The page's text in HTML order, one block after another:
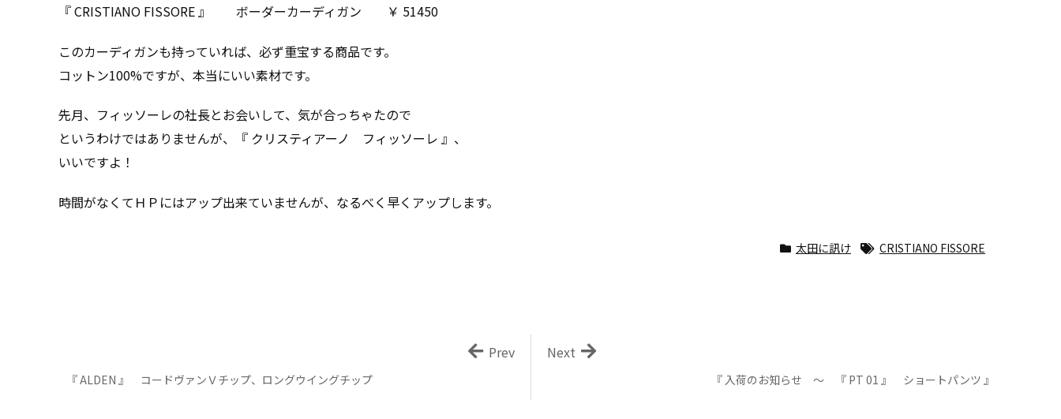
『 CRISTIANO FISSORE 』 ボーダーカーディガン ￥ 51450
このカーディガンも持っていれば、必ず重宝する商品です。
コットン100%ですが、本当にいい素材です。
先月、フィッソーレの社長とお会いして、気が合っちゃたので
というわけではありませんが、『 クリスティアーノ フィッソーレ 』、
いいですよ！
時間がなくてＨＰにはアップ出来ていませんが、なるべく早くアップします。
太田に訊け CRISTIANO FISSORE
『 入荷のお知らせ ～ 『 PT 01 』 ショートパンツ 』
Next
『 ALDEN 』 コードヴァンＶチップ、ロングウイングチップ
Prev